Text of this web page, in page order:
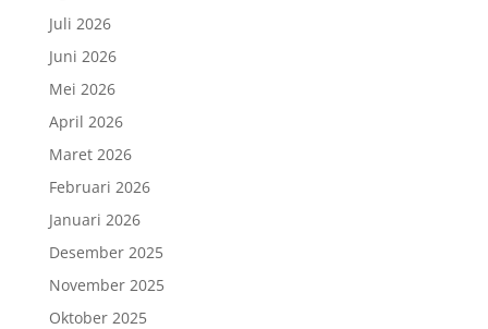
Juli 2026
Juni 2026
Mei 2026
April 2026
Maret 2026
Februari 2026
Januari 2026
Desember 2025
November 2025
Oktober 2025